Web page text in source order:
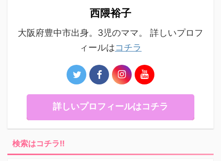
西隈裕子
大阪府豊中市出身。3児のママ。 詳しいプロフ
ィールはコチラ
詳しいプロフィールはコチラ
検索はコチラ!!